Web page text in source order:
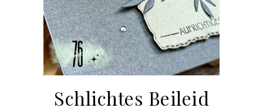
Schlichtes Beileid